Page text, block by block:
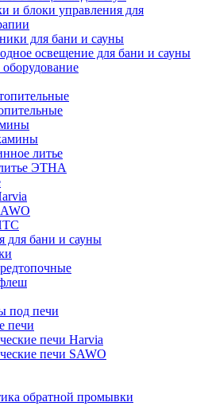
и блоки управления для
для бани и сауны
освещение для бани и сауны
литье
ЭТНА
для бани и сауны
под печи
печи
печи Harvia
печи SAWO
обратной промывки